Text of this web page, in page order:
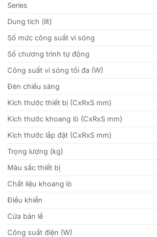
Series
Dung tích (lít)
Số mức công suất vi sóng
Số chương trình tự động
Công suất vi sóng tối đa (W)
Đèn chiếu sáng
Kích thước thiết bị (CxRxS mm)
Kích thước khoang lò (CxRxS mm)
Kích thước lắp đặt (CxRxS mm)
Trọng lượng (kg)
Màu sắc thiết bị
Chất liệu khoang lò
Điều khiển
Cửa bản lề
Công suất điện (W)